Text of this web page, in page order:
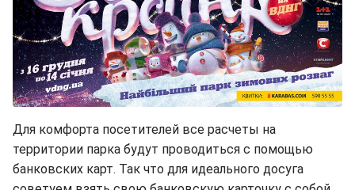
Для комфорта посетителей все расчеты на
территории парка будут проводиться с помощью
банковских карт. Так что для идеального досуга